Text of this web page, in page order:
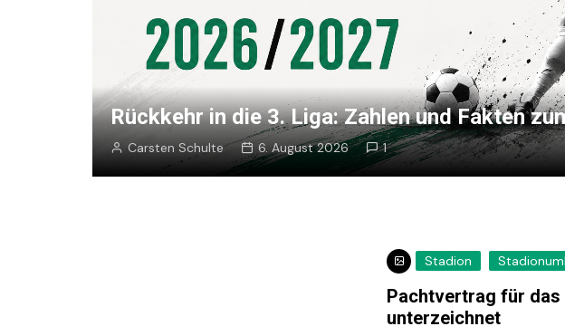
Rückkehr in die 3. Liga: Zahlen und Fakten
Carsten Schulte 6. August 2026 1
Stadion
Pachtvertrag für
unterzeichnet